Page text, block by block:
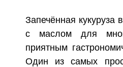
Запечённая кукуруза
с маслом для
приятным
Один из самых